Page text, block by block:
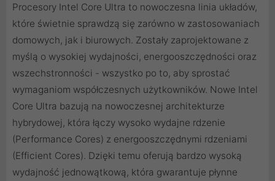
Procesory Intel Core Ultra to nowoczesna linia układów,
które świetnie sprawdzą się zarówno w zastosowaniach
domowych, jak i biurowych. Zostały zaprojektowane z
myślą o wysokiej wydajności, energooszczędności oraz
wszechstronności - wszystko po to, aby sprostać
wymaganiom współczesnych użytkowników. Nowe Intel
Core Ultra bazują na nowoczesnej architekturze
hybrydowej, która łączy wysoko wydajne rdzenie
(Performance Cores) z energooszczędnymi rdzeniami
(Efficient Cores). Dzięki temu oferują bardzo wysoką
wydajność jednowątkową, która gwarantuje płynne